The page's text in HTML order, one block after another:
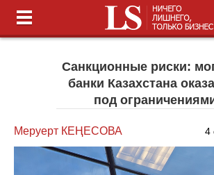
Санкционные риски:
банки Казахстана
под
Меруерт КЕҢЕСОВА 4